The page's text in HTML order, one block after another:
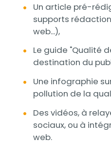
Un article pré-
supports
web...),
Le guide "Qualité
destination du
Une infographie
pollution de la
Des vidéos, à
sociaux, ou à
web.